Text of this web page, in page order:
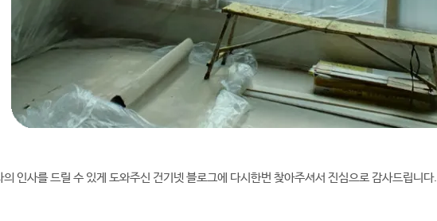
의 인사를 드릴 수 있게 도와주신 건기넷 블로그에 다시한번 찾아주셔서 진심으로 감사드립니다.